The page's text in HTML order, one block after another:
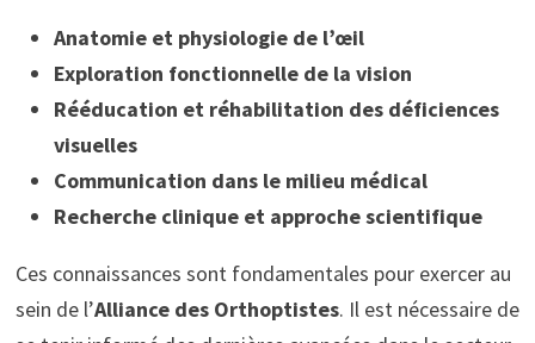
Anatomie et physiologie de l’œil
Exploration fonctionnelle de la vision
Rééducation et réhabilitation des déficiences
visuelles
Communication dans le milieu médical
Recherche clinique et approche scientifique
Ces connaissances sont fondamentales pour exercer au
sein de l’Alliance des Orthoptistes. Il est nécessaire de